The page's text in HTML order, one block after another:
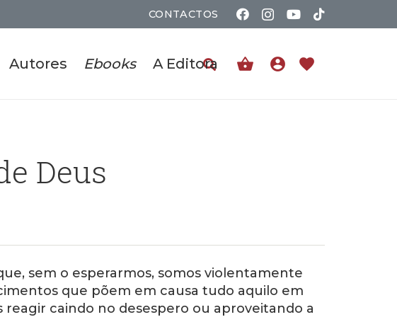
CONTACTOS
Autores Ebooks A Editora shopping_basket account_circle favorite
Deus
sem o esperarmos, somos violentamente
que põem em causa tudo aquilo em
reagir caindo no desespero ou aproveitando a